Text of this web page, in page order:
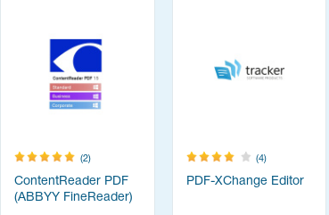
(2)
ContentReader PDF
(ABBYY FineReader)
(4)
PDF-XChange Editor